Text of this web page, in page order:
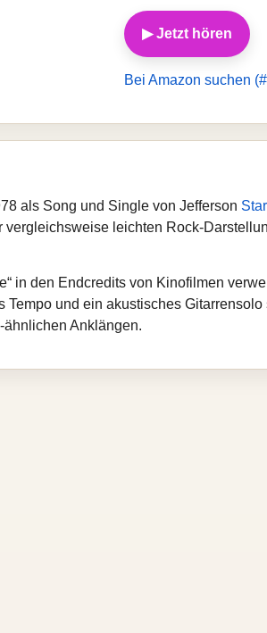
▶ Jetzt hören
Bei Amazon suchen
als Song und Single von Jefferson
vergleichsweise leichten
in den Endcredits von Kinofilmen
Tempo und ein akustisches
Anklängen.